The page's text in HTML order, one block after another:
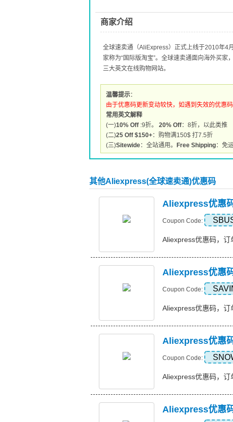
商家介绍
全球速卖通（AliExpress）正式上线于2010年4
家称为“国际版淘宝”。全球速卖通面向海外买
三大英文在线购物网站。
温馨提示：
由于优惠码更新变动较快，如遇到失效的优惠
常用英文解释
(一)10% Off :9折。 20% Off：8折，以此类推
(二)25 Off $150+：购物满150$ 打7.5折
(三)Sitewide：全站通用。 Free Shipping：免
其他Aliexpress(全球速卖通)优惠码
Aliexpress优惠
Coupon Code:
Aliexpress优惠码，
Aliexpress优惠
Coupon Code:
Aliexpress优惠码，
Aliexpress优惠
Coupon Code:
Aliexpress优惠码，
Aliexpress优惠